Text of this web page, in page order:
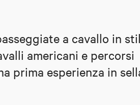
a cavallo in
americani e percorsi
prima esperienza in